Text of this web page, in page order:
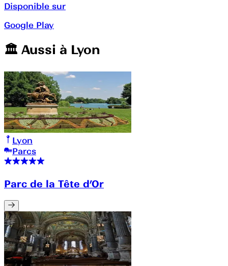
Disponible sur
Google Play
🏛️️ Aussi à Lyon
Lyon
Parcs
Parc de la Tête d’Or